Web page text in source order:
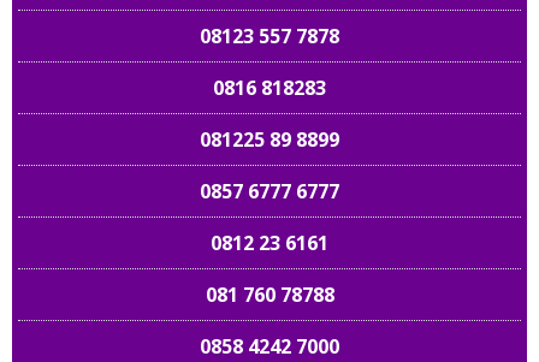
08123 557 7878
0816 818283
081225 89 8899
0857 6777 6777
0812 23 6161
081 760 78788
0858 4242 7000